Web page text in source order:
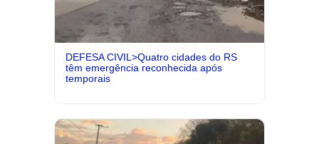
DEFESA CIVIL>Quatro cidades do RS
têm emergência reconhecida após
temporais